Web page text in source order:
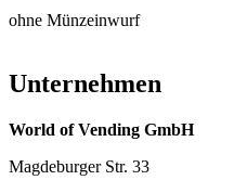
ohne Münzeinwurf
Unternehmen
World of Vending GmbH
Magdeburger Str. 33